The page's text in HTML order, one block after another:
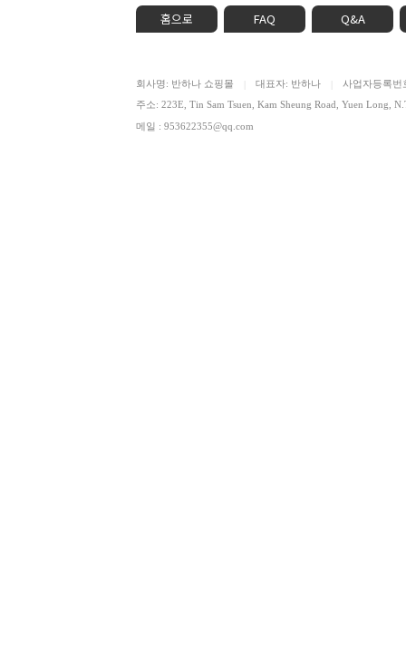
홈으로 FAQ Q&A
회사명: 반하나 쇼핑몰 대표자: 반하나
사업자등록
주소: 223E, Tin Sam Tsuen, Kam Sheung Road, Yuen Long,
메일 : 953622355@qq.com